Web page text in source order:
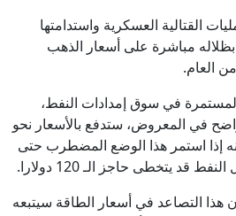
القتالية العسكرية واستدامتها
مباشرة على أسعار الذهب
العام.
في سوق إمدادات النفط،
في المعروض، ستدفع بالأسعار نحو
إذا استمر هذا الوضع المضطرب حتى
قد يتخطى حاجز الـ 120 دولارا.
هذا التصاعد في أسعار الطاقة سيتبعه